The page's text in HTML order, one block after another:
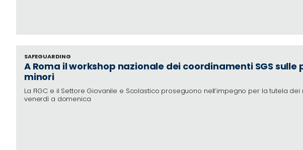
SAFEGUARDING
A Roma il workshop nazionale dei coordinamenti SGS
minori
La FIGC e il Settore Giovanile e Scolastico proseguono nell’impegno per la tutela
venerdì a domenica